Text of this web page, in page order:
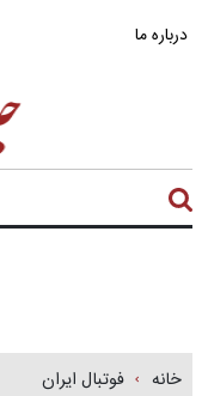
درباره ما
خانه فوتبال ایران